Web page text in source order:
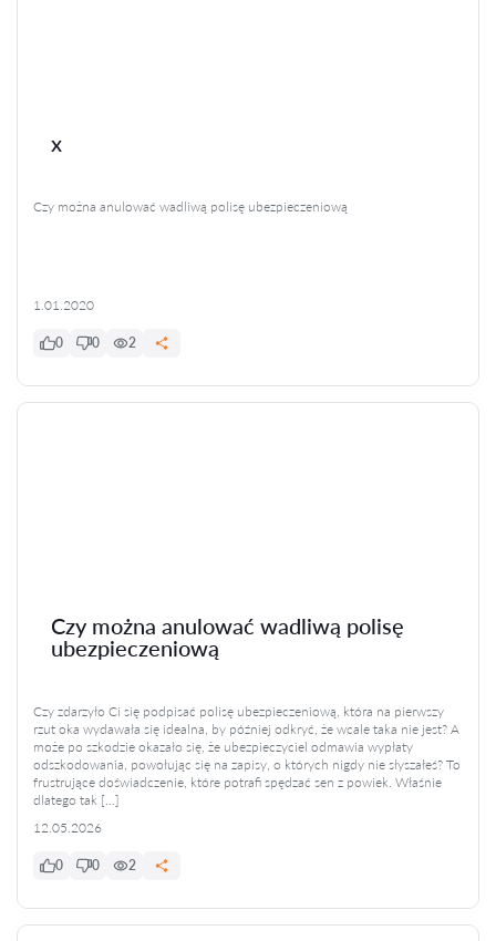
x
Czy można anulować wadliwą polisę ubezpieczeniową
1.01.2020
0 0 2
Czy można anulować wadliwą polisę
ubezpieczeniową
Czy zdarzyło Ci się podpisać polisę ubezpieczeniową, która na pierwszy
rzut oka wydawała się idealna, by później odkryć, że wcale taka nie jest? A
może po szkodzie okazało się, że ubezpieczyciel odmawia wypłaty
odszkodowania, powołując się na zapisy, o których nigdy nie słyszałeś? To
frustrujące doświadczenie, które potrafi spędzać sen z powiek. Właśnie
dlatego tak […]
12.05.2026
0 0 2